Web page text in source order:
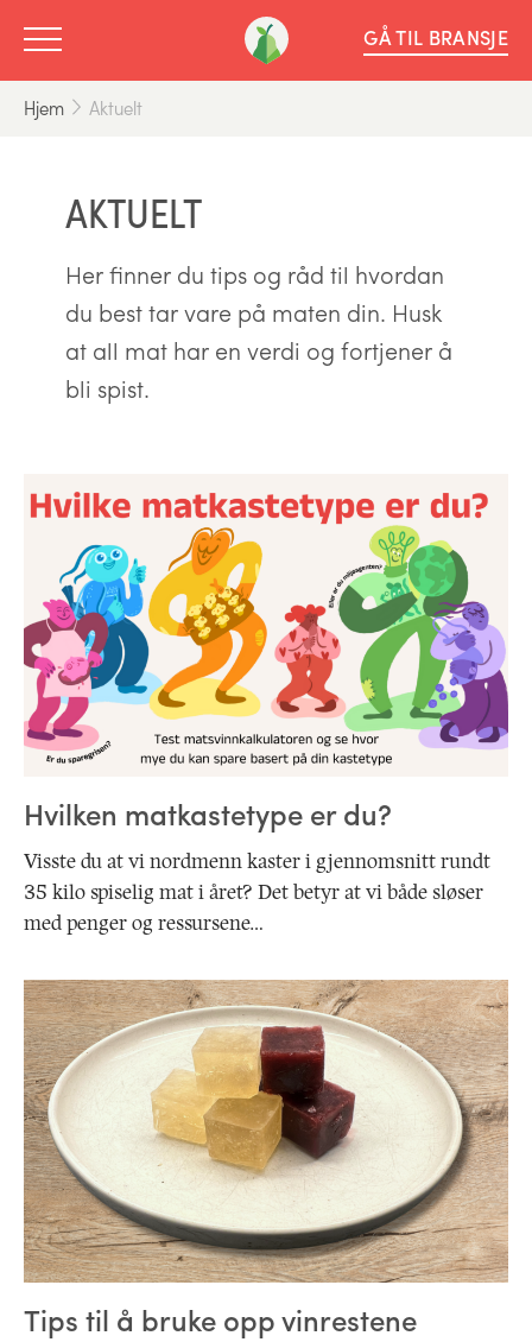
GÅ TIL BRANSJE
Hjem Aktuelt
AKTUELT
Her finner du tips og råd til hvordan
du best tar vare på maten din. Husk
at all mat har en verdi og fortjener å
bli spist.
Hvilken matkastetype er du?
Visste du at vi nordmenn kaster i gjennomsnitt rundt
35 kilo spiselig mat i året? Det betyr at vi både sløser
med penger og ressursene…
Tips til å bruke opp vinrestene